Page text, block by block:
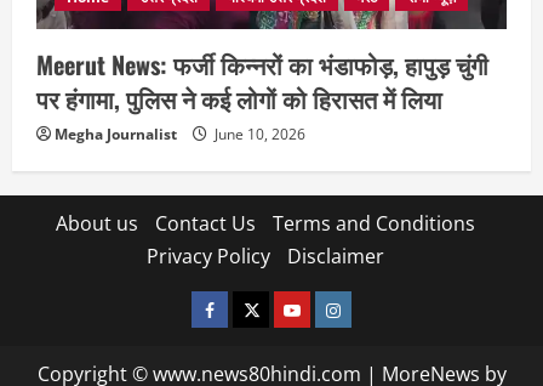
Meerut News: फर्जी किन्नरों का भंडाफोड़, हापुड़ चुंगी
पर हंगामा, पुलिस ने कई लोगों को हिरासत में लिया
Megha Journalist June 10, 2026
About us Contact Us
Terms and Conditions
Privacy Policy
Disclaimer
facebooktwitterYOUTUBE
instagram
Copyright © www.news80hindi.com | MoreNews by